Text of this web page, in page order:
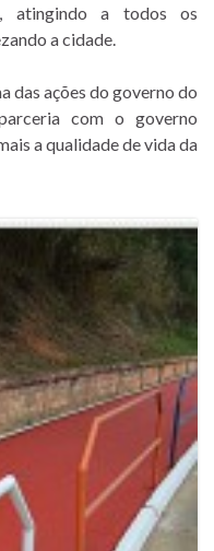
atingindo a todos os
a cidade.
das ações do governo do
com o governo
a qualidade de vida da